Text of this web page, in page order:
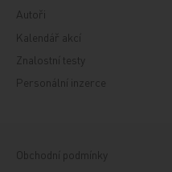
Autoři
Kalendář akcí
Znalostní testy
Personální inzerce
Obchodní podmínky